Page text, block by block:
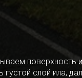
поверхность
слой ила,